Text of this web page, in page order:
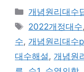
카
테
리
개념원리대수
태
그
2022개정대수,
수, 개념원리대수
대수해설 , 개념원